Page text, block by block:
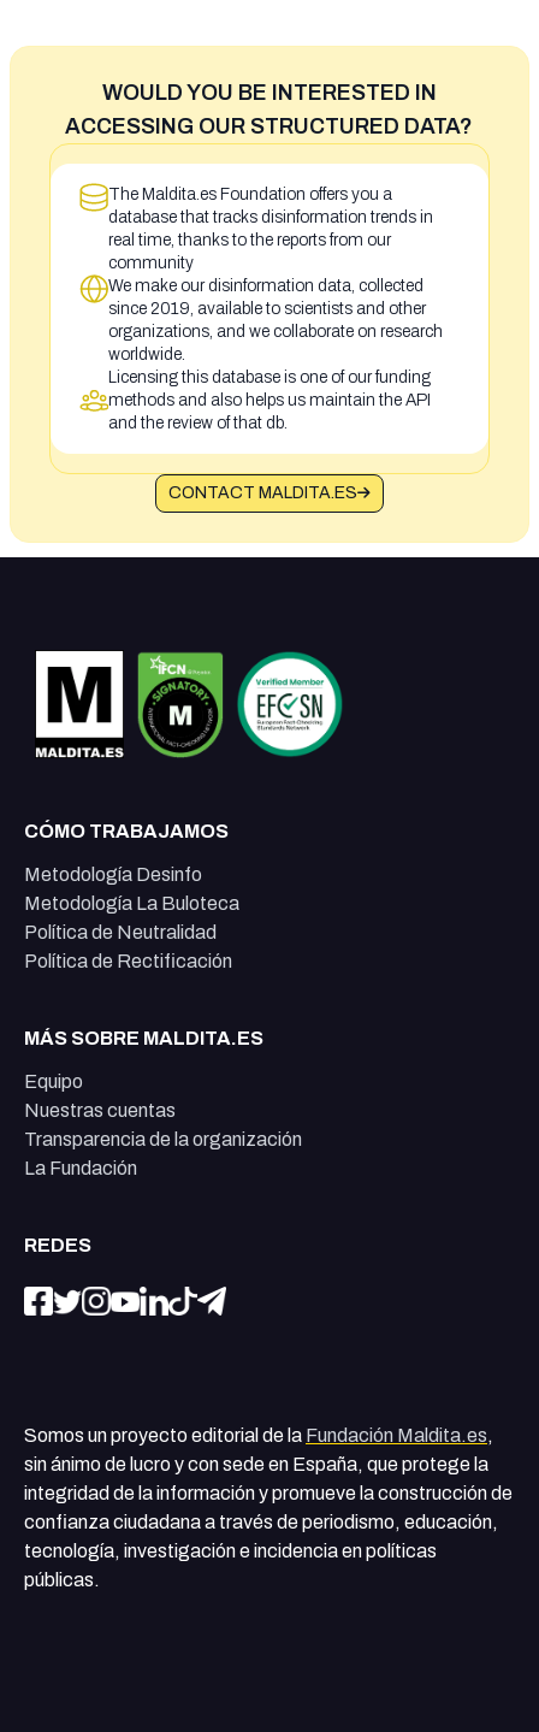
WOULD YOU BE INTERESTED IN
ACCESSING OUR STRUCTURED DATA?
The Maldita.es Foundation offers you a
database that tracks disinformation trends in
real time, thanks to the reports from our
community
We make our disinformation data, collected
since 2019, available to scientists and other
organizations, and we collaborate on research
worldwide.
Licensing this database is one of our funding
methods and also helps us maintain the API
and the review of that db.
CONTACT MALDITA.ES
CÓMO TRABAJAMOS
Metodología Desinfo
Metodología La Buloteca
Política de Neutralidad
Política de Rectificación
MÁS SOBRE MALDITA.ES
Equipo
Nuestras cuentas
Transparencia de la organización
La Fundación
REDES
Somos un proyecto editorial de la Fundación Maldita.es,
sin ánimo de lucro y con sede en España, que protege la
integridad de la información y promueve la construcción de
confianza ciudadana a través de periodismo, educación,
tecnología, investigación e incidencia en políticas
públicas.